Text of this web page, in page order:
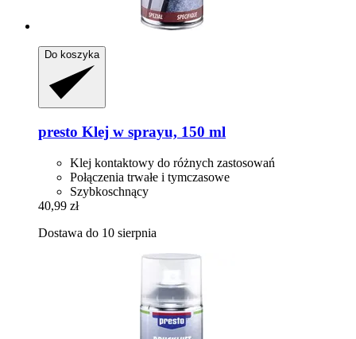
Do koszyka
presto Klej w sprayu, 150 ml
Klej kontaktowy do różnych zastosowań
Połączenia trwałe i tymczasowe
Szybkoschnący
40,99 zł
Dostawa do 10 sierpnia